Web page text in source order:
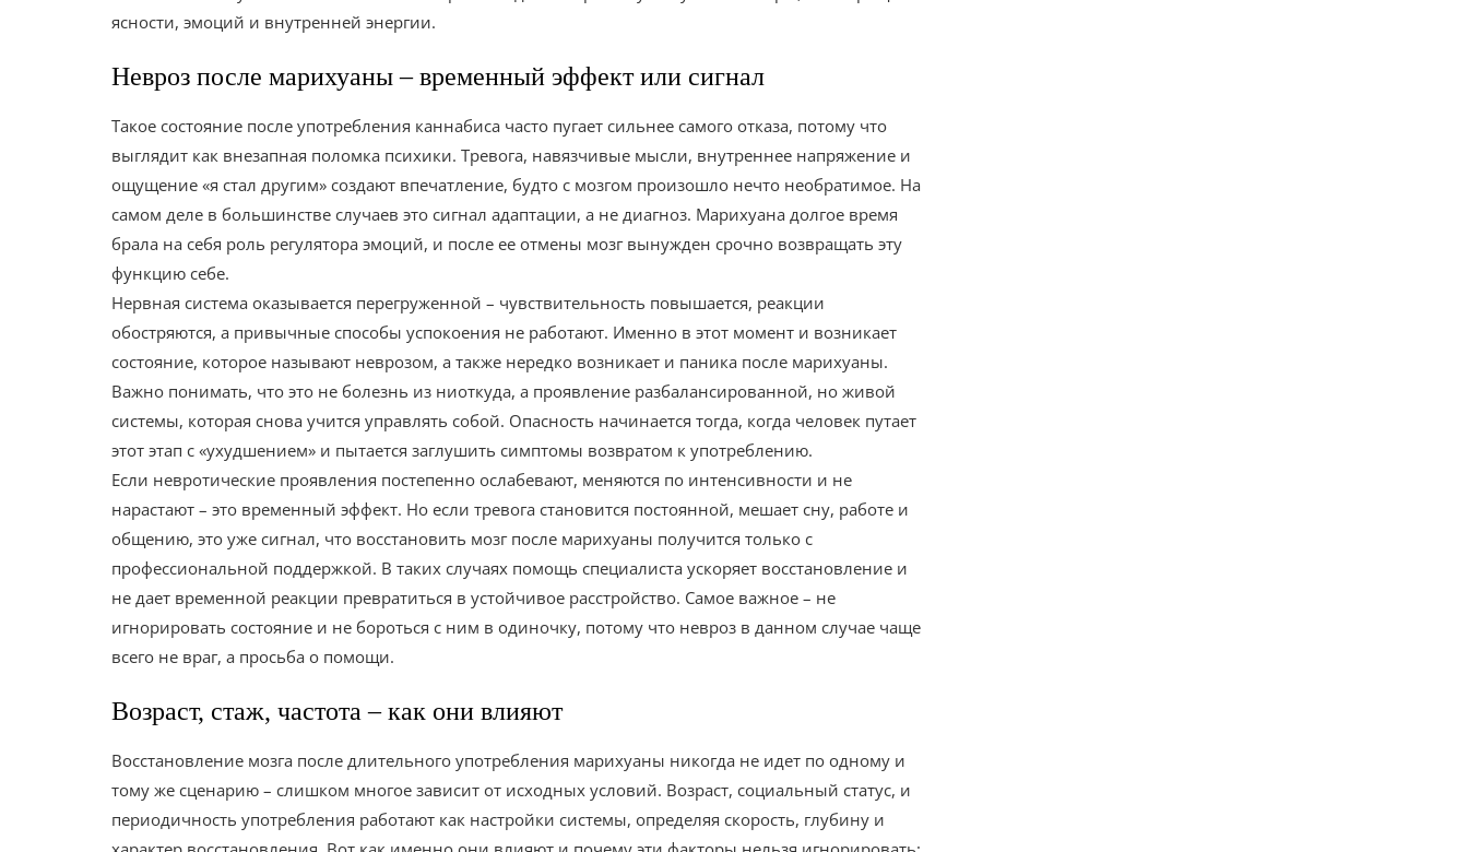
ясности, эмоций и внутренней энергии.
Невроз после марихуаны – временный эффект или сигнал
Такое состояние после употребления каннабиса часто пугает сильнее самого отказа, потому что
выглядит как внезапная поломка психики. Тревога, навязчивые мысли, внутреннее напряжение и
ощущение «я стал другим» создают впечатление, будто с мозгом произошло нечто необратимое. На
самом деле в большинстве случаев это сигнал адаптации, а не диагноз. Марихуана долгое время
брала на себя роль регулятора эмоций, и после ее отмены мозг вынужден срочно возвращать эту
функцию себе.
Нервная система оказывается перегруженной – чувствительность повышается, реакции
обостряются, а привычные способы успокоения не работают. Именно в этот момент и возникает
состояние, которое называют неврозом, а также нередко возникает и паника после марихуаны.
Важно понимать, что это не болезнь из ниоткуда, а проявление разбалансированной, но живой
системы, которая снова учится управлять собой. Опасность начинается тогда, когда человек путает
этот этап с «ухудшением» и пытается заглушить симптомы возвратом к употреблению.
Если невротические проявления постепенно ослабевают, меняются по интенсивности и не
нарастают – это временный эффект. Но если тревога становится постоянной, мешает сну, работе и
общению, это уже сигнал, что восстановить мозг после марихуаны получится только с
профессиональной поддержкой. В таких случаях помощь специалиста ускоряет восстановление и
не дает временной реакции превратиться в устойчивое расстройство. Самое важное – не
игнорировать состояние и не бороться с ним в одиночку, потому что невроз в данном случае чаще
всего не враг, а просьба о помощи.
Возраст, стаж, частота – как они влияют
Восстановление мозга после длительного употребления марихуаны никогда не идет по одному и
тому же сценарию – слишком многое зависит от исходных условий. Возраст, социальный статус, и
периодичность употребления работают как настройки системы, определяя скорость, глубину и